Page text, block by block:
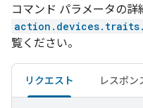
コマンド パラメータの詳
覧ください。
リクエスト レスポン